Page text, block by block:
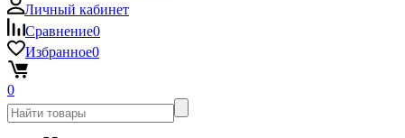
Личный кабинет
Сравнение0
Избранное0
0